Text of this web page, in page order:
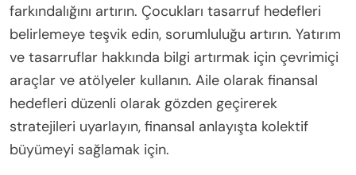
farkındalığını artırın. Çocukları tasarruf hedefleri
belirlemeye teşvik edin, sorumluluğu artırın. Yatırım
ve tasarruflar hakkında bilgi artırmak için çevrimiçi
araçlar ve atölyeler kullanın. Aile olarak finansal
hedefleri düzenli olarak gözden geçirerek
stratejileri uyarlayın, finansal anlayışta kolektif
büyümeyi sağlamak için.